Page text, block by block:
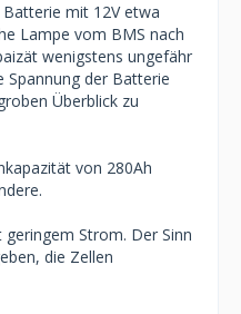
mit 12V etwa
Lampe vom BMS nach
wenigstens ungefähr
Spannung der Batterie
Überblick zu
von 280Ah
Strom. Der Sinn
die Zellen